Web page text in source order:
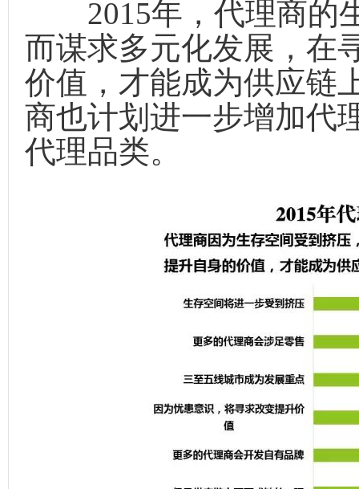
2015年，代理商的
而谋求多元化发展，在
价值，才能成为供应链
商也计划进一步增加代
代理品类。